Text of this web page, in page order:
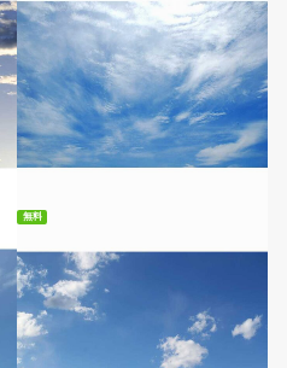
無料ダウンロード
無料